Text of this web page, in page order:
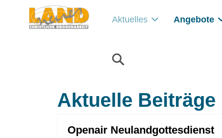
Aktuelles Angebote
Aktuelle Beiträge
Openair Neulandgottesdienst